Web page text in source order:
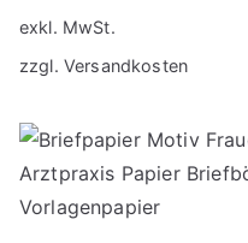
exkl. MwSt.
zzgl. Versandkosten